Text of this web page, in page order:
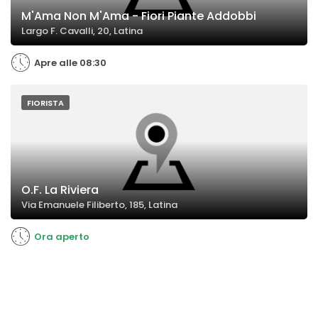
M'Ama Non M'Ama - Fiori Piante Addobbi
Largo F. Cavalli, 20, Latina
Apre alle 08:30
FIORISTA
O.F. La Riviera
Via Emanuele Filiberto, 185, Latina
Ora aperto